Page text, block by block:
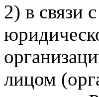
2) в связи
лицом